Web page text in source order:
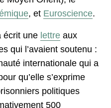
, et Euroscience.
écrit une lettre aux
qui l’avaient soutenu :
internationale qui a
qu’elle s’exprime
politiques
500